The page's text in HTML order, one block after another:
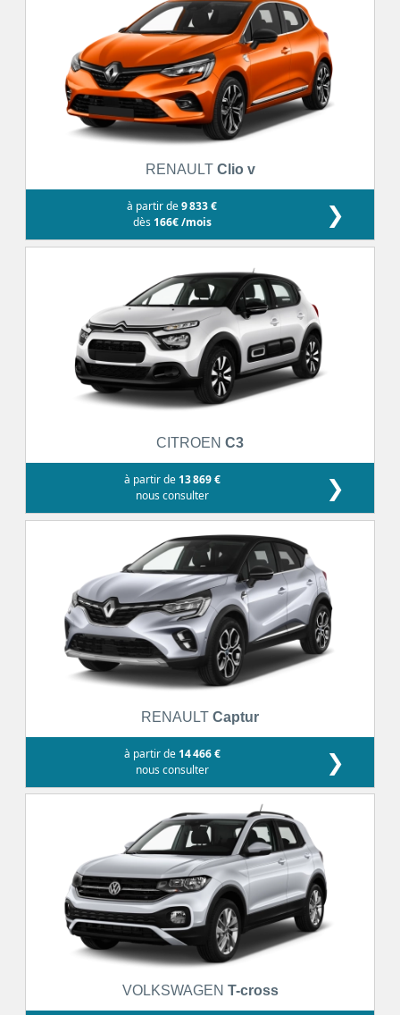
RENAULT Clio v
à partir de9 833 €
dès 166€ /mois ❯
CITROEN C3
à partir de 13 869 €
nous consulter
❯
RENAULT Captur
à partir de 14 466 €
nous consulter
❯
VOLKSWAGEN T-cross